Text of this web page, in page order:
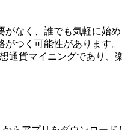
なく、誰でも気軽に始め
つく可能性があります。
貨マイニングであり、